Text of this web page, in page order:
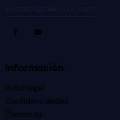
contact@calc-out.com
Información
Aviso legal
Confidencialidad
Contacto